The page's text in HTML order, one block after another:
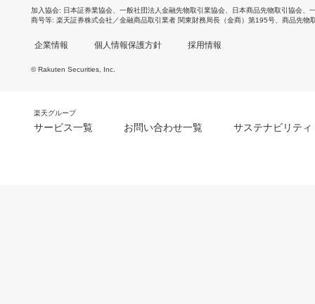
加入協会 日本証券業協会 一般社団法人金融先物取引業協会 日本商品先物取引協会
商号等 楽天証券株式会社／金融商品取引業者 関東財務局長（金商）第195号、商品先物
企業情報 個人情報保護方針 採用情報
© Rakuten Securities, Inc.
楽天グループ
サービス一覧 お問い合わせ一覧 サステナビリティ